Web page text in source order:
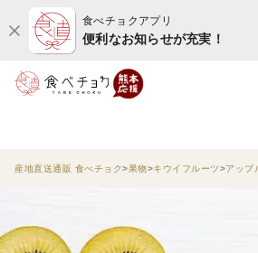
食べチョクアプリ
便利なお知らせが充実！
産地直送通販 食べチョク 果物 キウイフルーツ アップ